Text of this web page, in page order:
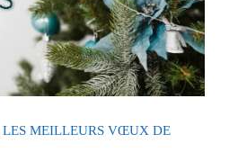
MEILLEURS VŒUX DE